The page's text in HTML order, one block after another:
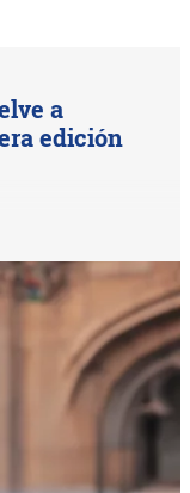
a
edición